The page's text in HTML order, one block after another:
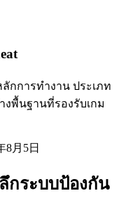
กการทำงาน ประเภท
งพื้นฐานที่รองรับเกม
8月5日
กระบบป้องกัน